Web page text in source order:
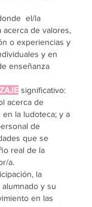
el/la
acerca de valores,
o experiencias y
y en
enseñanza
significativo:
acerca de
la ludoteca; y a
de
que se
real de la
a.
la
y su
en las